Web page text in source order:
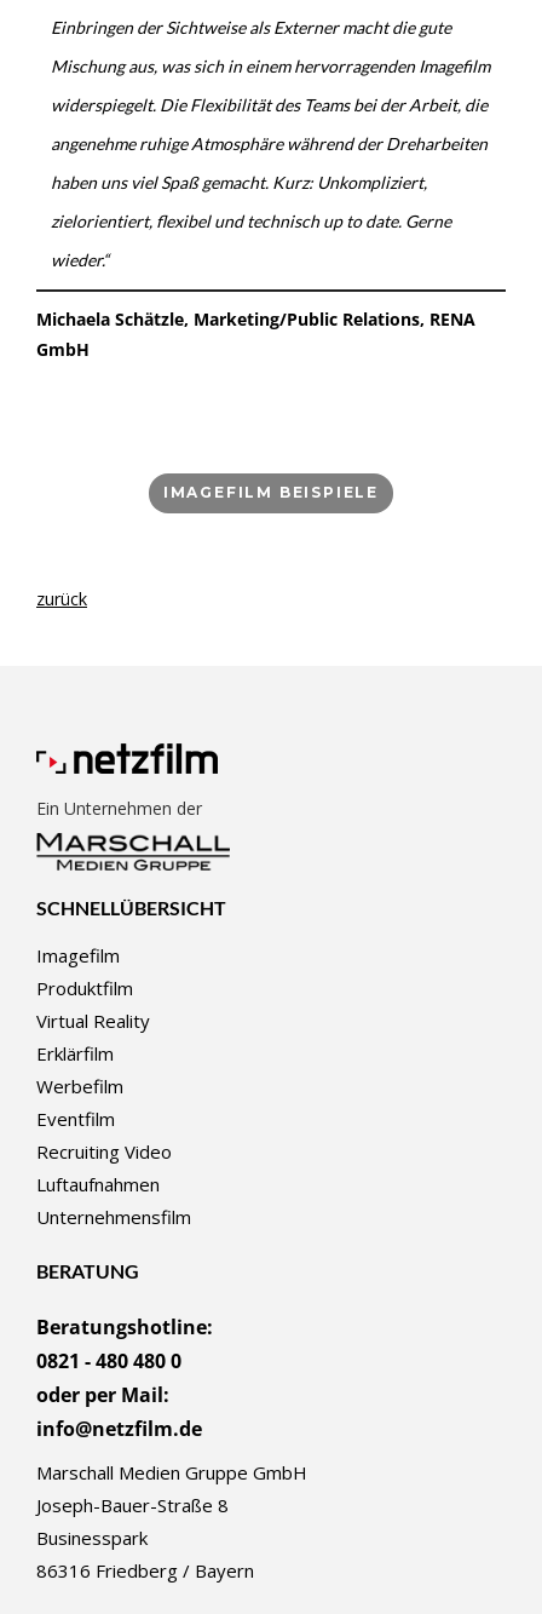
Einbringen der Sichtweise als Externer macht die gute
Mischung aus, was sich in einem hervorragenden Imagefilm
widerspiegelt. Die Flexibilität des Teams bei der Arbeit, die
angenehme ruhige Atmosphäre während der Dreharbeiten
haben uns viel Spaß gemacht. Kurz: Unkompliziert,
zielorientiert, flexibel und technisch up to date. Gerne
wieder.“
Michaela Schätzle, Marketing/Public Relations, RENA
GmbH
IMAGEFILM BEISPIELE
zurück
Ein Unternehmen der
SCHNELLÜBERSICHT
Imagefilm
Produktfilm
Virtual Reality
Erklärfilm
Werbefilm
Eventfilm
Recruiting Video
Luftaufnahmen
Unternehmensfilm
BERATUNG
Beratungshotline:
0821 - 480 480 0
oder per Mail:
info@netzfilm.de
Marschall Medien Gruppe GmbH
Joseph-Bauer-Straße 8
Businesspark
86316 Friedberg / Bayern